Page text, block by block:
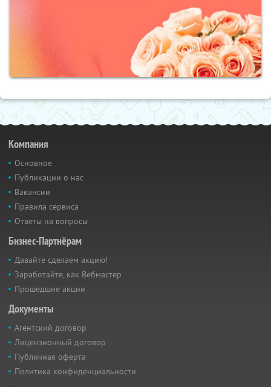
Компания
Основное
Публикации о нас
Вакансии
Правила сервиса
Ответы на вопросы
Бизнес-Партнёрам
Давайте сделаем акцию!
Заработайте, как Вебмастер
Прошедшие акции
Документы
Агентский договор
Лицензионный договор
Публичная оферта
Политика конфиденциальности